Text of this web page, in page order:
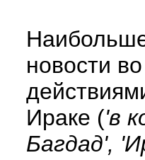
новости
Ираке ('в
Багдад',